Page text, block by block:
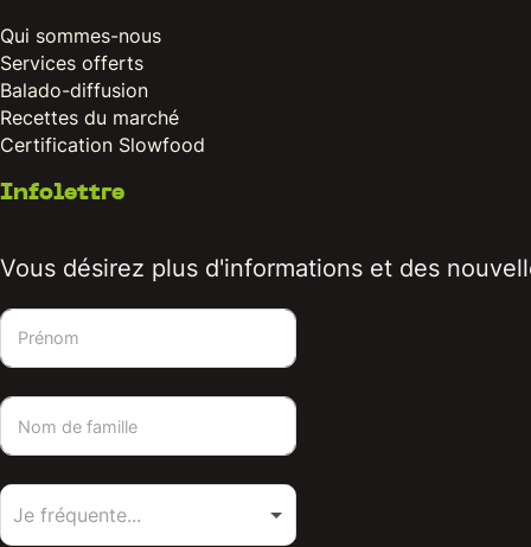
Qui sommes-nous
Services offerts
Balado-diffusion
Recettes du marché
Certification Slowfood
Infolettre
Vous désirez plus d'informations et des